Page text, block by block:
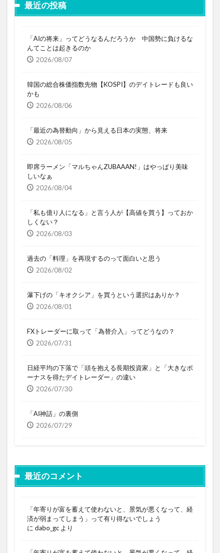
最近の投稿
「AIの将来」ってどうなるんだろうか 中国勢に負けるな
んてことは起きるのか
2026/08/07
韓国の総合株価指数先物【KOSPI】のデイトレードも良い
かも
2026/08/06
「最近の為替動向」から見える日本の実態、将来
2026/08/05
即席ラーメン「マルちゃんZUBAAAN!」はやっぱり美味
しいなぁ
2026/08/04
「私も億り人になる」と言う人が【高値を買う】っておか
しくない？
2026/08/03
過去の「料理」を再現するのって面白いと思う
2026/08/02
瀑下げの「キオクシア」を買うという選択はありか？
2026/08/01
FXトレーダーに取って「為替介入」ってどうなの？
2026/07/31
日経平均の下落で「頭を抱える長期投資家」と「大きなボ
ーナスを得たデイトレーダー」の違い
2026/07/30
「AI神話」の裏側
2026/07/29
最近のコメント
「年寄りが富を蓄えて使わないと、景気が悪くなって、経
済が弱まってしまう」って有り得ないでしょう
に dabo_gc より